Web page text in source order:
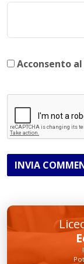
Acconsento
INVIA